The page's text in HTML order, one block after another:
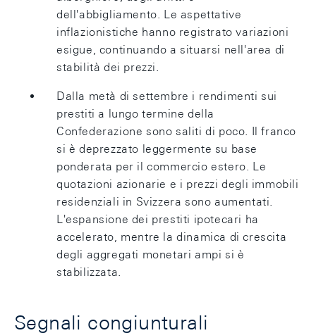
dell'abbigliamento. Le aspettative
inflazionistiche hanno registrato variazioni
esigue, continuando a situarsi nell'area di
stabilità dei prezzi.
Dalla metà di settembre i rendimenti sui
prestiti a lungo termine della
Confederazione sono saliti di poco. Il franco
si è deprezzato leggermente su base
ponderata per il commercio estero. Le
quotazioni azionarie e i prezzi degli immobili
residenziali in Svizzera sono aumentati.
L'espansione dei prestiti ipotecari ha
accelerato, mentre la dinamica di crescita
degli aggregati monetari ampi si è
stabilizzata.
Segnali congiunturali